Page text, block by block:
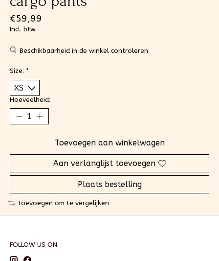
€59,99
Incl. btw
Beschikbaarheid in de winkel controleren
Size: *
Hoeveelheid:
Toevoegen aan winkelwagen
Aan verlanglijst toevoegen
Plaats bestelling
Toevoegen om te vergelijken
FOLLOW US ON